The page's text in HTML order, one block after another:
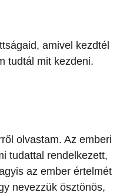
amivel kezdtél
tudtál mit kezdeni.
olvastam. Az emberi
tudattal rendelkezett,
az ember értelmét
nevezzük ösztönös,